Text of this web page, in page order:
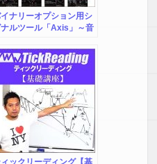
ナリーオプション用シ
ナルツール「Axis」～音
リーするだけ！初心者
も分かり易いシグナルツ
ル～